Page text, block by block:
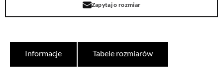
Zapytaj o rozmiar
Informacje Tabele rozmiarów